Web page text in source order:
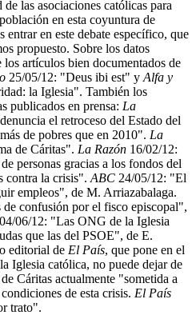
las asociaciones católicas para
en esta coyuntura de
en este debate específico, que
propuesto. Sobre los datos
artículos bien documentados de
25/05/12: "Deus ibi est" y Alfa y
la Iglesia". También los
publicados en prensa: La
el retroceso del Estado del
de pobres que en 2010". La
de Cáritas". La Razón 16/02/12:
personas gracias a los fondos del
contra la crisis". ABC 24/05/12: "El
empleos", de M. Arriazabalaga.
confusión por el fisco episcopal",
04/06/12: "Las ONG de la Iglesia
que las del PSOE", de E.
editorial de El País, que pone en el
Iglesia católica, no puede dejar de
Cáritas actualmente "sometida a
de esta crisis. El País
trato".